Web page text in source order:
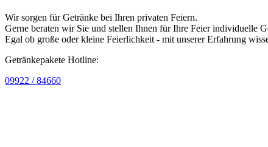
Wir sorgen für Getränke bei Ihren privaten Feiern.
Gerne beraten wir Sie und stellen Ihnen für Ihre Feier individuelle
Egal ob große oder kleine Feierlichkeit - mit unserer Erfahrung
Getränkepakete Hotline:
09922 / 84660